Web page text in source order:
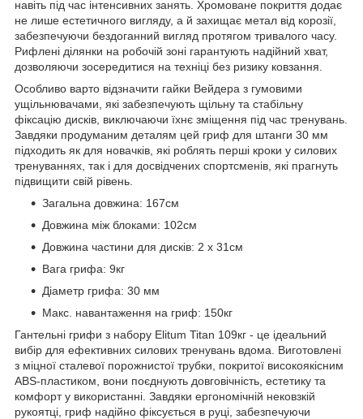
навіть під час інтенсивних занять. Хромоване покриття додає
не лише естетичного вигляду, а й захищає метал від корозії,
забезпечуючи бездоганний вигляд протягом тривалого часу.
Рифлені ділянки на робочій зоні гарантують надійний хват,
дозволяючи зосередитися на техніці без ризику ковзання.
Особливо варто відзначити гайки Вейдера з гумовими
ущільнювачами, які забезпечують щільну та стабільну
фіксацію дисків, виключаючи їхнє зміщення під час тренувань.
Завдяки продуманим деталям цей гриф для штанги 30 мм
підходить як для новачків, які роблять перші кроки у силових
тренуваннях, так і для досвідчених спортсменів, які прагнуть
підвищити свій рівень.
Загальна довжина: 167см
Довжина між блоками: 102см
Довжина частини для дисків: 2 х 31см
Вага грифа: 9кг
Діаметр грифа: 30 мм
Макс. навантаження на гриф: 150кг
Гантельні грифи з набору Elitum Titan 109кг - це ідеальний
вибір для ефективних силових тренувань вдома. Виготовлені
з міцної сталевої порожнистої трубки, покритої високоякісним
ABS-пластиком, вони поєднують довговічність, естетику та
комфорт у використанні. Завдяки ергономічній нековзкій
рукоятці, гриф надійно фіксується в руці, забезпечуючи